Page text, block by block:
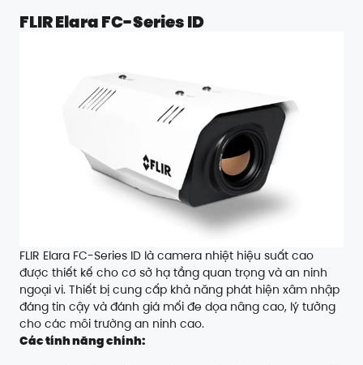
FLIR Elara FC-Series ID
FLIR Elara FC-Series ID là camera nhiệt hiệu suất cao
được thiết kế cho cơ sở hạ tầng quan trọng và an ninh
ngoại vi. Thiết bị cung cấp khả năng phát hiện xâm nhập
đáng tin cậy và đánh giá mối đe dọa nâng cao, lý tưởng
cho các môi trường an ninh cao.
Các tính năng chính: